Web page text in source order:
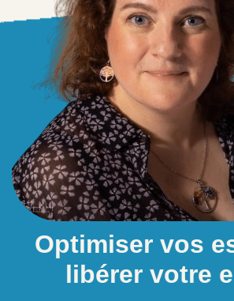
Optimiser vos
libérer votre